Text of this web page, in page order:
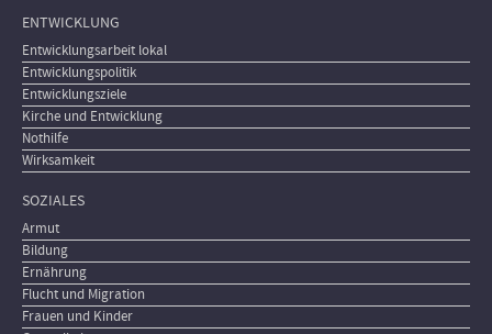
ENTWICKLUNG
Entwicklungsarbeit lokal
Entwicklungspolitik
Entwicklungsziele
Kirche und Entwicklung
Nothilfe
Wirksamkeit
SOZIALES
Armut
Bildung
Ernährung
Flucht und Migration
Frauen und Kinder